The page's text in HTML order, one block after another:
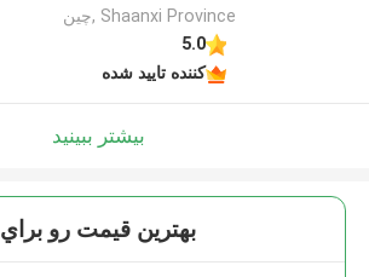
Shaanxi Province ,چین
5.0
کننده تایید شده
بیشتر ببینید
بهترين قيمت رو براي